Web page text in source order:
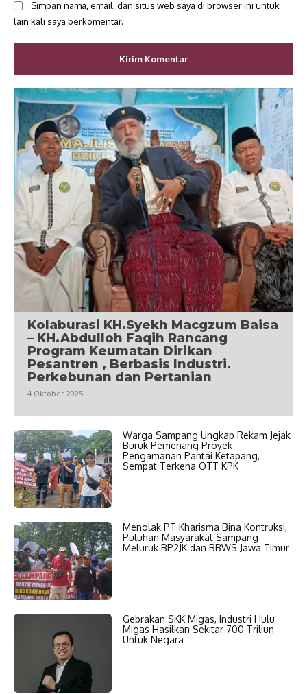
Simpan nama, email, dan situs web saya di browser ini untuk
lain kali saya berkomentar.
Kolaburasi KH.Syekh Macgzum Baisa
– KH.Abdulloh Faqih Rancang
Program Keumatan Dirikan
Pesantren , Berbasis Industri.
Perkebunan dan Pertanian
4 Oktober 2025
Warga Sampang Ungkap Rekam Jejak
Buruk Pemenang Proyek
Pengamanan Pantai Ketapang,
Sempat Terkena OTT KPK
Menolak PT Kharisma Bina Kontruksi,
Puluhan Masyarakat Sampang
Meluruk BP2JK dan BBWS Jawa Timur
Gebrakan SKK Migas, Industri Hulu
Migas Hasilkan Sekitar 700 Triliun
Untuk Negara